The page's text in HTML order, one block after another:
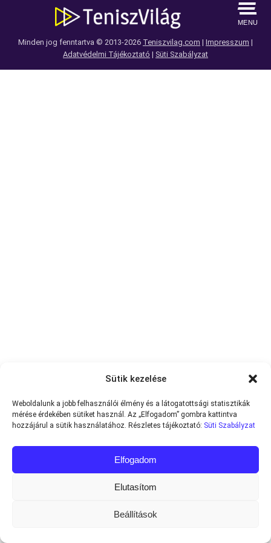
Sütik kezelése
Weboldalunk a jobb felhasználói élmény és a látogatottsági statisztikák
mérése érdekében sütiket használ. Az „Elfogadom” gombra kattintva
hozzájárul a sütik használatához. Részletes tájékoztató: Süti Szabályzat
Elfogadom
Elutasítom
Beállítások
MENU
Minden jog fenntartva © 2013-2026 Teniszvilag.com | Impresszum |
Adatvédelmi Tájékoztató | Süti Szabályzat